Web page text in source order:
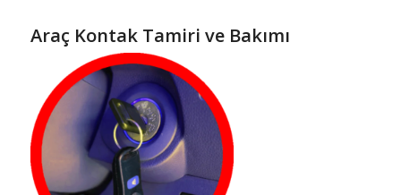
Araç Kontak Tamiri ve Bakımı